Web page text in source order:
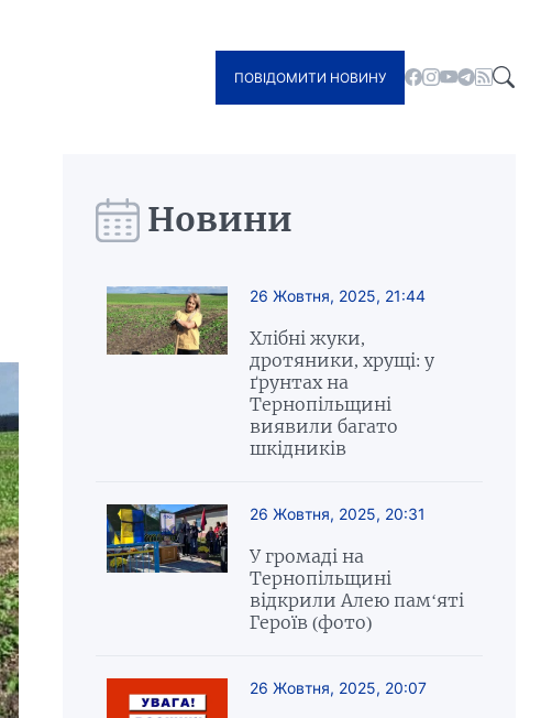
ПОВІДОМИТИ НОВИНУ
Новини
26 Жовтня, 2025, 21:44
Хлібні жуки,
дротяники, хрущі: у
ґрунтах на
Тернопільщині
виявили багато
шкідників
26 Жовтня, 2025, 20:31
У громаді на
Тернопільщині
відкрили Алею пам‘яті
Героїв (фото)
26 Жовтня, 2025, 20:07